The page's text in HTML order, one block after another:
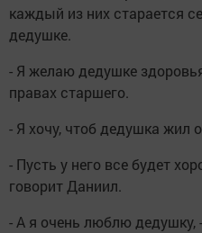
каждый из них старается
дедушке.
- Я желаю дедушке
правах старшего.
- Я хочу, чтоб дедушка жил
- Пусть у него все будет
говорит Даниил.
- А я очень люблю дедушку,